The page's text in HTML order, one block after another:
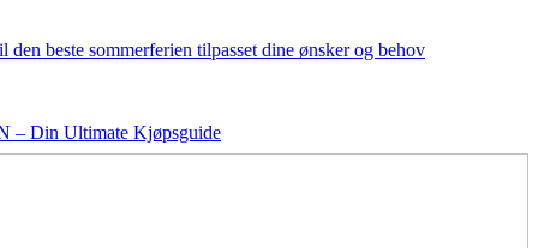
den beste sommerferien tilpasset dine ønsker og behov
– Din Ultimate Kjøpsguide